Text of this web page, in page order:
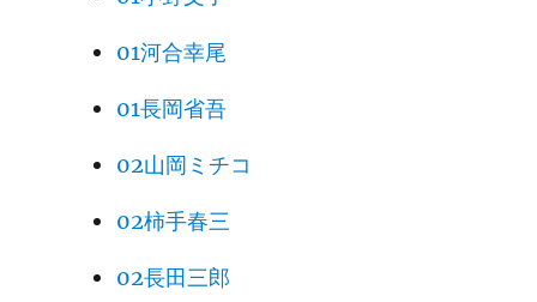
01河合幸尾
01長岡省吾
02山岡ミチコ
02柿手春三
02長田三郎